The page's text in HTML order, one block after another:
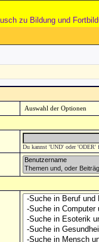
zu Bildung und
Du kannst 'UND' oder 'ODER'